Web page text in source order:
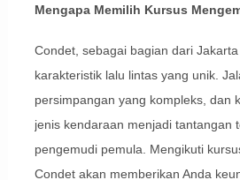
Mengapa Memilih Kursus
Condet, sebagai bagian dari
karakteristik lalu lintas yang unik.
persimpangan yang kompleks, dan
jenis kendaraan menjadi tantangan
pengemudi pemula. Mengikuti
Condet akan memberikan Anda